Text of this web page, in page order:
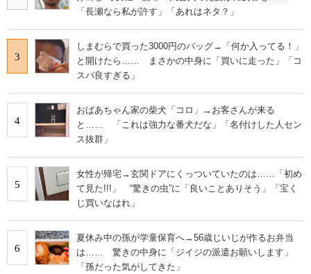
「長瀬なら私が許す」「あれはネタ？」
3
しまむらで買った3000円のバッグ→「何か入ってる！」
と開けたら…… まさかの中身に「買いに走った」「コ
スパ良すぎる」
4
おばあちゃん家の柴犬「コロ」→お客さんが来る
と…… 「これは強力な番犬だな」「名付けした人セン
ス抜群」
5
女性が帰宅→玄関ドアにくっついていたのは……「初め
て見た!!!」 “驚きの虫”に「良いことありそう」「宝く
じ買いなはれ」
6
夏休み中の孫が学童保育へ→56歳じいじが作るお弁当
は…… 驚きの中身に「ジイジの派遣お願いします」
「孫だった気がしてきた」